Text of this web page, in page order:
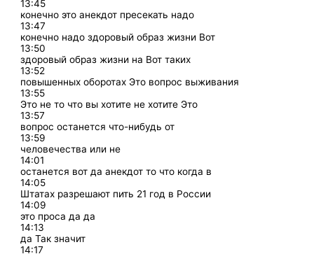
13:45
конечно это анекдот пресекать надо
13:47
конечно надо здоровый образ жизни Вот
13:50
здоровый образ жизни на Вот таких
13:52
повышенных оборотах Это вопрос выживания
13:55
Это не то что вы хотите не хотите Это
13:57
вопрос останется что-нибудь от
13:59
человечества или не
14:01
останется вот да анекдот то что когда в
14:05
Штатах разрешают пить 21 год в России
14:09
это проса да да
14:13
да Так значит
14:17